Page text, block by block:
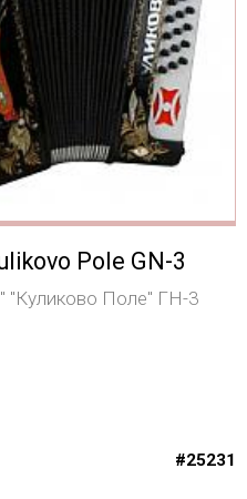
Pole GN-3
"Куликово Поле" ГН-3
#25231